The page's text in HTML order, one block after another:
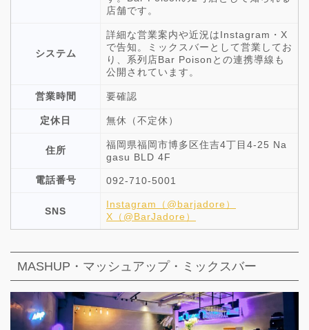
店舗です。
システム
詳細な営業案内や近況はInstagram・X
で告知。ミックスバーとして営業してお
り、系列店Bar Poisonとの連携導線も
公開されています。
営業時間 要確認
定休日 無休（不定休）
住所
福岡県福岡市博多区住吉4丁目4-25 Na
gasu BLD 4F
電話番号 092-710-5001
SNS
Instagram（@barjadore）
X（@BarJadore）
MASHUP・マッシュアップ・ミックスバー